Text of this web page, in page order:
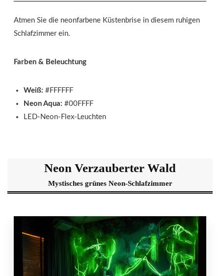
Atmen Sie die neonfarbene Küstenbrise in diesem ruhigen
Schlafzimmer ein.
Farben & Beleuchtung
Weiß:#FFFFFF
Neon Aqua:#00FFFF
LED-Neon-Flex-Leuchten
Neon Verzauberter Wald
Mystisches grünes Neon-Schlafzimmer